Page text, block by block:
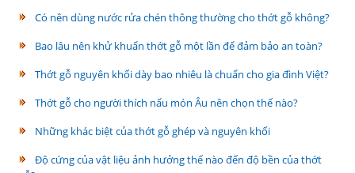
Có nên dùng nước rửa chén thông thường cho thớt gỗ không?
Bao lâu nên khử khuẩn thớt gỗ một lần để đảm bảo an toàn?
Thớt gỗ nguyên khối dày bao nhiêu là chuẩn cho gia đình Việt?
Thớt gỗ cho người thích nấu món Âu nên chọn thế nào?
Những khác biệt của thớt gỗ ghép và nguyên khối
Độ cứng của vật liệu ảnh hưởng thế nào đến độ bền của thớt